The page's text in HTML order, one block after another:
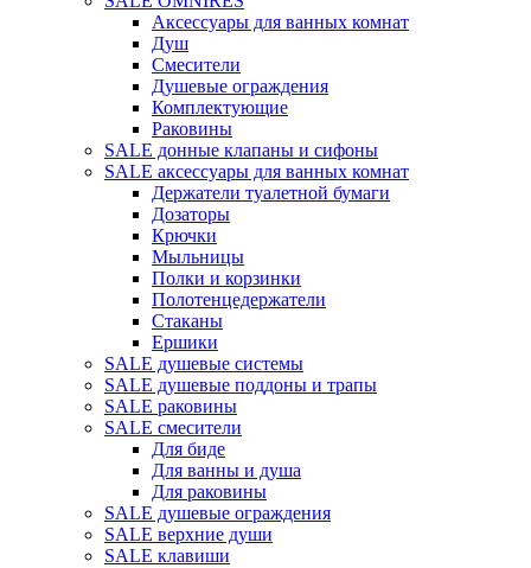
Аксессуары для ванных комнат
Душ
Смесители
Душевые ограждения
Комплектующие
Раковины
SALE донные клапаны и сифоны
SALE аксессуары для ванных комнат
Держатели туалетной бумаги
Дозаторы
Крючки
Мыльницы
Полки и корзинки
Полотенцедержатели
Стаканы
Ершики
SALE душевые системы
SALE душевые поддоны и трапы
SALE раковины
SALE смесители
Для биде
Для ванны и душа
Для раковины
SALE душевые ограждения
SALE верхние души
SALE клавиши